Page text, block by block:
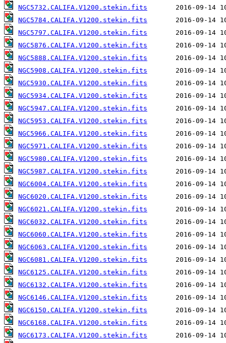
NGC5732.CALIFA.V1200.stekin.fits
NGC5784.CALIFA.V1200.stekin.fits
NGC5797.CALIFA.V1200.stekin.fits
NGC5876.CALIFA.V1200.stekin.fits
NGC5888.CALIFA.V1200.stekin.fits
NGC5908.CALIFA.V1200.stekin.fits
NGC5930.CALIFA.V1200.stekin.fits
NGC5934.CALIFA.V1200.stekin.fits
NGC5947.CALIFA.V1200.stekin.fits
NGC5953.CALIFA.V1200.stekin.fits
NGC5966.CALIFA.V1200.stekin.fits
NGC5971.CALIFA.V1200.stekin.fits
NGC5980.CALIFA.V1200.stekin.fits
NGC5987.CALIFA.V1200.stekin.fits
NGC6004.CALIFA.V1200.stekin.fits
NGC6020.CALIFA.V1200.stekin.fits
NGC6021.CALIFA.V1200.stekin.fits
NGC6032.CALIFA.V1200.stekin.fits
NGC6060.CALIFA.V1200.stekin.fits
NGC6063.CALIFA.V1200.stekin.fits
NGC6081.CALIFA.V1200.stekin.fits
NGC6125.CALIFA.V1200.stekin.fits
NGC6132.CALIFA.V1200.stekin.fits
NGC6146.CALIFA.V1200.stekin.fits
NGC6150.CALIFA.V1200.stekin.fits
NGC6168.CALIFA.V1200.stekin.fits
NGC6173.CALIFA.V1200.stekin.fits